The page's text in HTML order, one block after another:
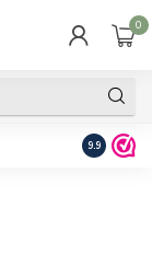
0
Snelle
9.9